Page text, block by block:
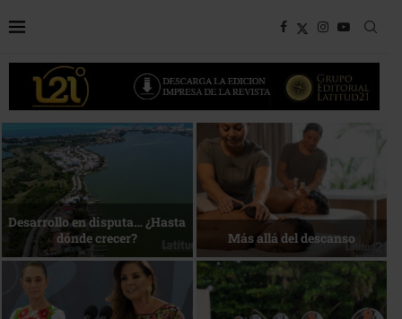
Bottega, un viaje servido a la
mesa
Energía que Impulsa la
competitividad